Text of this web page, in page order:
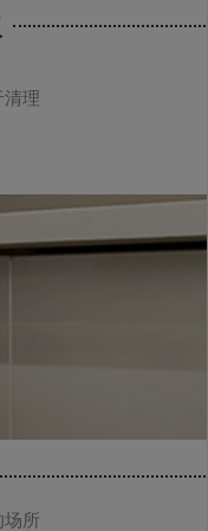
理
所